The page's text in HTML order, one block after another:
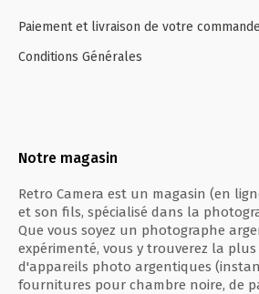
Paiement et livraison de votre commande
Conditions Générales
Notre magasin
Retro Camera est un magasin (en
et son fils, spécialisé dans la
Que vous soyez un photographe
expérimenté, vous y trouverez la
d'appareils photo argentiques
fournitures pour chambre noire, de